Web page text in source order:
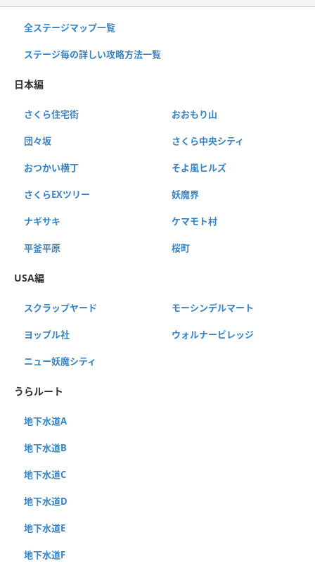
全ステージマップ一覧
ステージ毎の詳しい攻略方法一覧
日本編
さくら住宅街 おおもり山
団々坂 さくら中央シティ
おつかい横丁 そよ風ヒルズ
さくらEXツリー 妖魔界
ナギサキ ケマモト村
平釜平原 桜町
USA編
スクラップヤード モーシンデルマート
ヨップル社 ウォルナービレッジ
ニュー妖魔シティ
うらルート
地下水道A
地下水道B
地下水道C
地下水道D
地下水道E
地下水道F